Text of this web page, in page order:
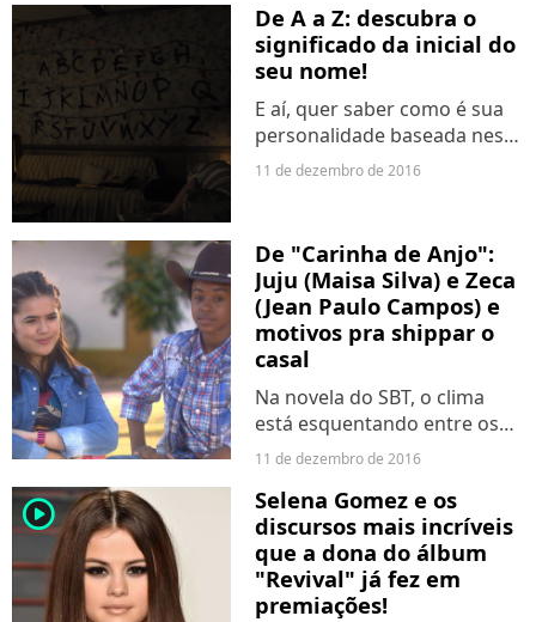
De A a Z: descubra o
significado da inicial do
seu nome!
E aí, quer saber como é sua
personalidade baseada nesse
detalhe? Então vem conferir!
11 de dezembro de 2016
De "Carinha de Anjo":
Juju (Maisa Silva) e Zeca
(Jean Paulo Campos) e
motivos pra shippar o
casal
Na novela do SBT, o clima
está esquentando entre os
dois! Será esse o novo it-casal
11 de dezembro de 2016
player2
Selena Gomez e os
discursos mais incríveis
que a dona do álbum
"Revival" já fez em
premiações!